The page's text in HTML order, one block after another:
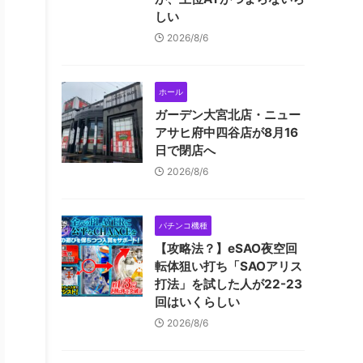
しい
2026/8/6
ホール
ガーデン大宮北店・ニュー
アサヒ府中四谷店が8月16
日で閉店へ
2026/8/6
パチンコ機種
【攻略法？】eSAO夜空回
転体狙い打ち「SAOアリス
打法」を試した人が22-23
回はいくらしい
2026/8/6